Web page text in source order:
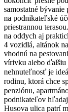
samostatné
na podnikateľské
priestrannou
na oddych aj
4 vozidlá, altánok
vhodnú na
vírivku alebo ďalšiu
nehnuteľnosť je
rodinu, ktorá chce
penziónu,
podnikateľov
Husova ulica patrí